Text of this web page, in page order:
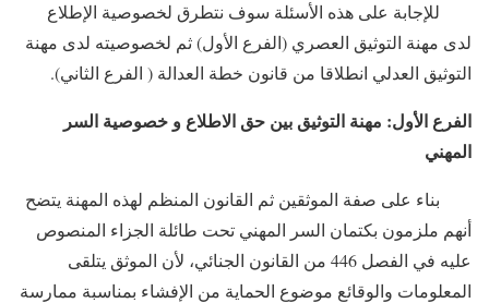
للإجابة على هذه الأسئلة سوف نتطرق لخصوصية الإطلاع
لدى مهنة التوثيق العصري (الفرع الأول) ثم لخصوصيته لدى مهنة
التوثيق العدلي انطلاقا من قانون خطة العدالة ( الفرع الثاني).
الفرع الأول: مهنة التوثيق بين حق الاطلاع و خصوصية السر
المهني
بناء على صفة الموثقين ثم القانون المنظم لهذه المهنة يتضح
أنهم ملزمون بكتمان السر المهني تحت طائلة الجزاء المنصوص
عليه في الفصل 446 من القانون الجنائي، لأن الموثق يتلقى
المعلومات والوقائع موضوع الحماية من الإفشاء بمناسبة ممارسة